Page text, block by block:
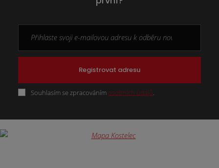
Registrovat adresu
Souhlasím se zpracováním osobních údajů.